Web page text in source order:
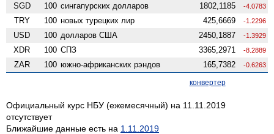
SGD 100 сингапурских долларов 1802,1185 -4.0783
TRY 100 новых турецких лир 425,6669 -1.2296
USD 100 долларов США 2450,1887 -1.3929
XDR 100 СПЗ 3365,2971 -8.2889
ZAR 100 южно-африканских рэндов 165,7382 -0.6263
конвертер
Официальный курс НБУ (ежемесячный) на 11.11.2019
отсутствует
Ближайшие данные есть на 1.11.2019